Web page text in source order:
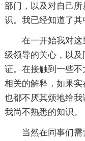
部门，以及对自己
识。我已经知道了其
在一开始我对
级领导的关心，以
证。在接触到一些
相关的解释，如果
也都不厌其烦地给
我尚不熟悉的知识。
当然在同事们